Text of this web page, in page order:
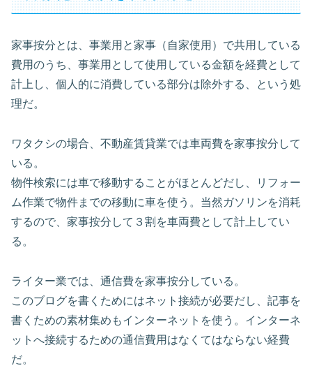
家事按分とは、事業用と家事（自家使用）で共用している
費用のうち、事業用として使用している金額を経費として
計上し、個人的に消費している部分は除外する、という処
理だ。
ワタクシの場合、不動産賃貸業では車両費を家事按分して
いる。
物件検索には車で移動することがほとんどだし、リフォー
ム作業で物件までの移動に車を使う。当然ガソリンを消耗
するので、家事按分して３割を車両費として計上してい
る。
ライター業では、通信費を家事按分している。
このブログを書くためにはネット接続が必要だし、記事を
書くための素材集めもインターネットを使う。インターネ
ットへ接続するための通信費用はなくてはならない経費
だ。